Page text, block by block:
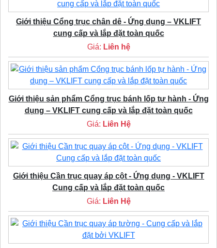
Giới thiệu Cổng trục chân dê - Ứng dụng – VKLIFT
cung cấp và lắp đặt toàn quốc
Giá: Liên hệ
Giới thiệu sản phẩm Cổng trục bánh lốp tự hành - Ứng
dụng – VKLIFT cung cấp và lắp đặt toàn quốc
Giá: Liên Hệ
Giới thiệu Cần trục quay áp cột - Ứng dụng - VKLIFT
Cung cấp và lắp đặt toàn quốc
Giá: Liên Hệ